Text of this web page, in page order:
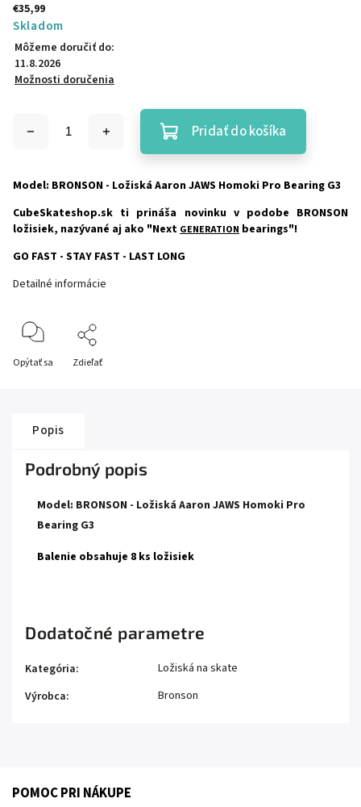
€35,99
Skladom
Môžeme doručiť do:
11.8.2026
Možnosti doručenia
Pridať do košíka
Model: BRONSON - Ložiská Aaron JAWS Homoki Pro Bearing G3
CubeSkateshop.sk ti prináša novinku v podobe BRONSON
ložisiek, nazývané aj ako "Next GENERATION bearings"!
GO FAST - STAY FAST - LAST LONG
Detailné informácie
Opýtať sa Zdieľať
Popis
Podrobný popis
Model: BRONSON - Ložiská Aaron JAWS Homoki Pro
Bearing G3
Balenie obsahuje 8 ks ložisiek
Dodatočné parametre
Kategória:
Ložiská na skate
Výrobca: Bronson
POMOC PRI NÁKUPE